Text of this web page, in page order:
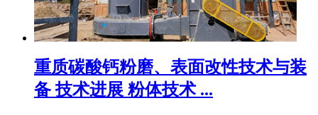
重质碳酸钙粉磨、表面改性技术与装
备 技术进展 粉体技术 ...